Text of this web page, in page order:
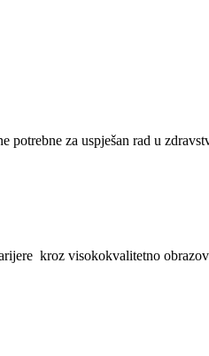
za uspješan rad u
kroz visokokvalitetno